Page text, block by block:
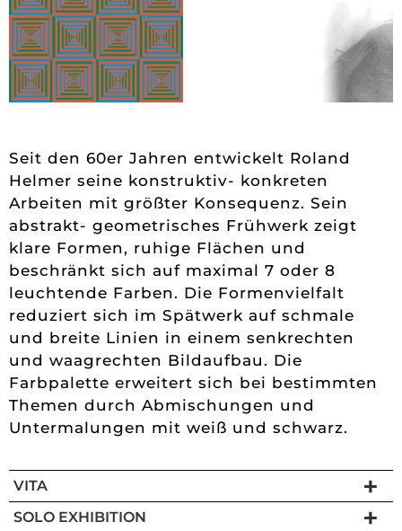
Seit den 60er Jahren entwickelt Roland
Helmer seine konstruktiv- konkreten
Arbeiten mit größter Konsequenz. Sein
abstrakt- geometrisches Frühwerk zeigt
klare Formen, ruhige Flächen und
beschränkt sich auf maximal 7 oder 8
leuchtende Farben. Die Formenvielfalt
reduziert sich im Spätwerk auf schmale
und breite Linien in einem senkrechten
und waagrechten Bildaufbau. Die
Farbpalette erweitert sich bei bestimmten
Themen durch Abmischungen und
Untermalungen mit weiß und schwarz.
VITA
SOLO EXHIBITION